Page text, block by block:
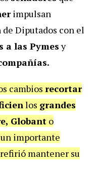
impulsan
Diputados con el
a las Pymesy
cambios recortar
los grandes
Globant o
un importante
mantener su